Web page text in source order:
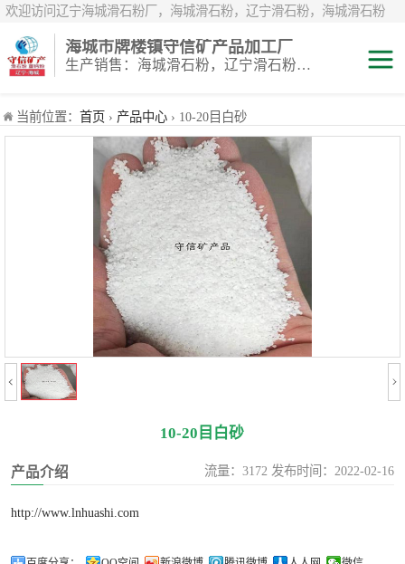
欢迎访问辽宁海城滑石粉厂，海城滑石粉，辽宁滑石粉，海城滑石粉
钙粉厂，辽宁白云石粉，海城白云石粉，辽宁鹅卵石，辽宁白鹅卵石，
辽宁雪花白砂，海城雪花白砂，岫岩雪花白砂，辽宁煅烧滑石粉，海城
海城市牌楼镇守信矿产品加工厂
生产销售：海城滑石粉，辽宁滑石粉，重钙粉，海城重钙粉，煅烧滑石颗粒等系列产品
当前位置： 首页 › 产品中心 › 10-20目白砂
10-20目白砂
产品介绍 流量：3172 发布时间：2022-02-16
http://www.lnhuashi.com
滑石粉